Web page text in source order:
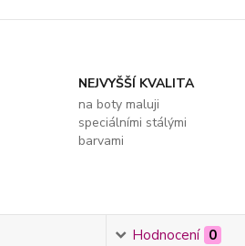
NEJVYŠŠÍ KVALITA
na boty maluji
speciálními stálými
barvami
Hodnocení 0